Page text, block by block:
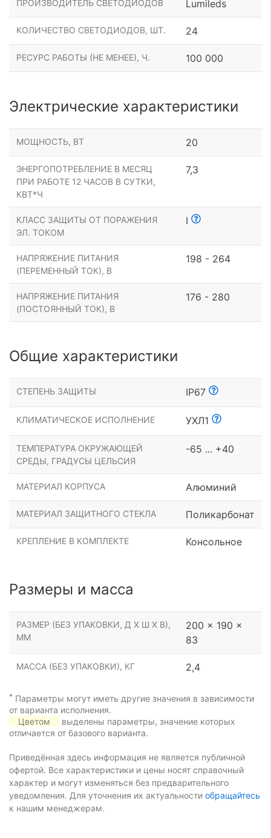
ПРОИЗВОДИТЕЛЬ СВЕТОДИОДОВ Lumileds
КОЛИЧЕСТВО СВЕТОДИОДОВ, ШТ. 24
РЕСУРС РАБОТЫ (НЕ МЕНЕЕ), Ч. 100 000
Электрические характеристики
МОЩНОСТЬ, ВТ 20
ЭНЕРГОПОТРЕБЛЕНИЕ В МЕСЯЦ
ПРИ РАБОТЕ 12 ЧАСОВ В СУТКИ,
КВТ*Ч
7,3
КЛАСС ЗАЩИТЫ ОТ ПОРАЖЕНИЯ
ЭЛ. ТОКОМ
I
НАПРЯЖЕНИЕ ПИТАНИЯ
(ПЕРЕМЕННЫЙ ТОК), В
198 - 264
НАПРЯЖЕНИЕ ПИТАНИЯ
(ПОСТОЯННЫЙ ТОК), В
176 - 280
Общие характеристики
СТЕПЕНЬ ЗАЩИТЫ IP67
КЛИМАТИЧЕСКОЕ ИСПОЛНЕНИЕ УХЛ1
ТЕМПЕРАТУРА ОКРУЖАЮЩЕЙ
СРЕДЫ, ГРАДУСЫ ЦЕЛЬСИЯ
-65 ... +40
МАТЕРИАЛ КОРПУСА Алюминий
МАТЕРИАЛ ЗАЩИТНОГО СТЕКЛА Поликарбонат
КРЕПЛЕНИЕ В КОМПЛЕКТЕ Консольное
Размеры и масса
РАЗМЕР (БЕЗ УПАКОВКИ, Д Х Ш Х В),
ММ
200 x 190 x
83
МАССА (БЕЗ УПАКОВКИ), КГ 2,4
* Параметры могут иметь другие значения в зависимости
от варианта исполнения.
Цветом
выделены параметры, значение которых
отличается от базового варианта.
Приведённая здесь информация не является публичной
офертой. Все характеристики и цены носят справочный
характер и могут изменяться без предварительного
уведомления. Для уточнения их актуальности обращайтесь
к нашим менеджерам.